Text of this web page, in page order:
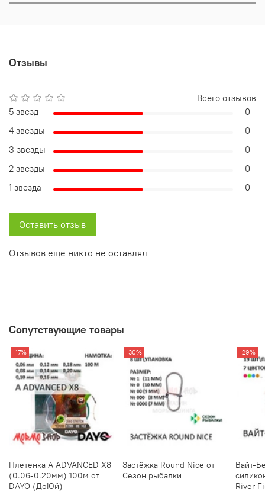
Отзывы
Отзывов еще никто не оставлял
Всего отзывов
5 звезд
0
4 звезды
0
3 звезды
0
2 звезды
0
1 звезда
0
Оставить отзыв
Сопутствующие товары
-17%
Плетенка A ADVANCED X8
(0.06-0.20мм) 100м от
DAYO (ДоЮй)
-30%
Застёжка Round Nice от
Сезон рыбалки
-29%
Вайт-
River